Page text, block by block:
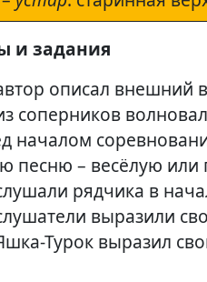
и задания
описал внешний
соперников
началом
песню – весёлую или
рядчика в
выразили
Турок выразил